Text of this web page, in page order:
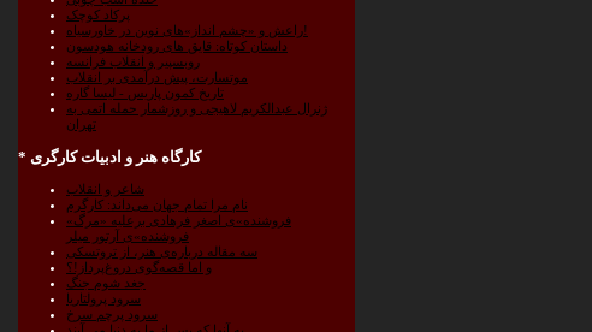
پرکاد کوچک
راعش و «چشم انداز»های نوین در خاورسیاه!
داستان کوتاه: قایق های رودخانه هودسون
روبسپیر و انقلاب فرانسه
موتسارت، پیش درآمدی بر انقلاب
تاریخ کمون پاریس - لیسا گاره
ژنرال عبدالکریم لاهیجی و روزشمار حمله اتمی به
تهران
* کارگاه هنر و ادبیات کارگری
شاعر و انقلاب
نام مرا تمام جهان می‌داند: کارگرم
«فروشنده»ی اصغر فرهادی برعلیه «مرگ
فروشنده»ی آرتور میلر
سه مقاله درباره‌ی هنر، از تروتسکی
و اما قصه‌گوی دروغ‌پرداز!؟
جغد شوم جنگ
سرود پرولتاریا
سرود پرچم سرخ